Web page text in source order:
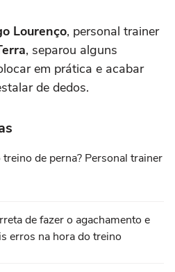
Lourenço, personal trainer
, separou alguns
em prática e acabar
de dedos.
de perna? Personal trainer
de fazer o agachamento e
erros na hora do treino